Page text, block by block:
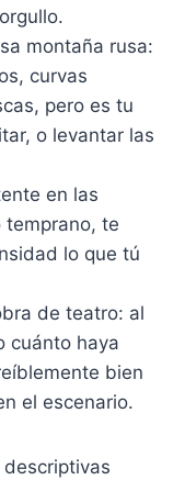
montaña rusa:
curvas
pero es tu
o levantar las
en las
temprano, te
lo que tú
de teatro: al
cuánto haya
bien
el escenario.